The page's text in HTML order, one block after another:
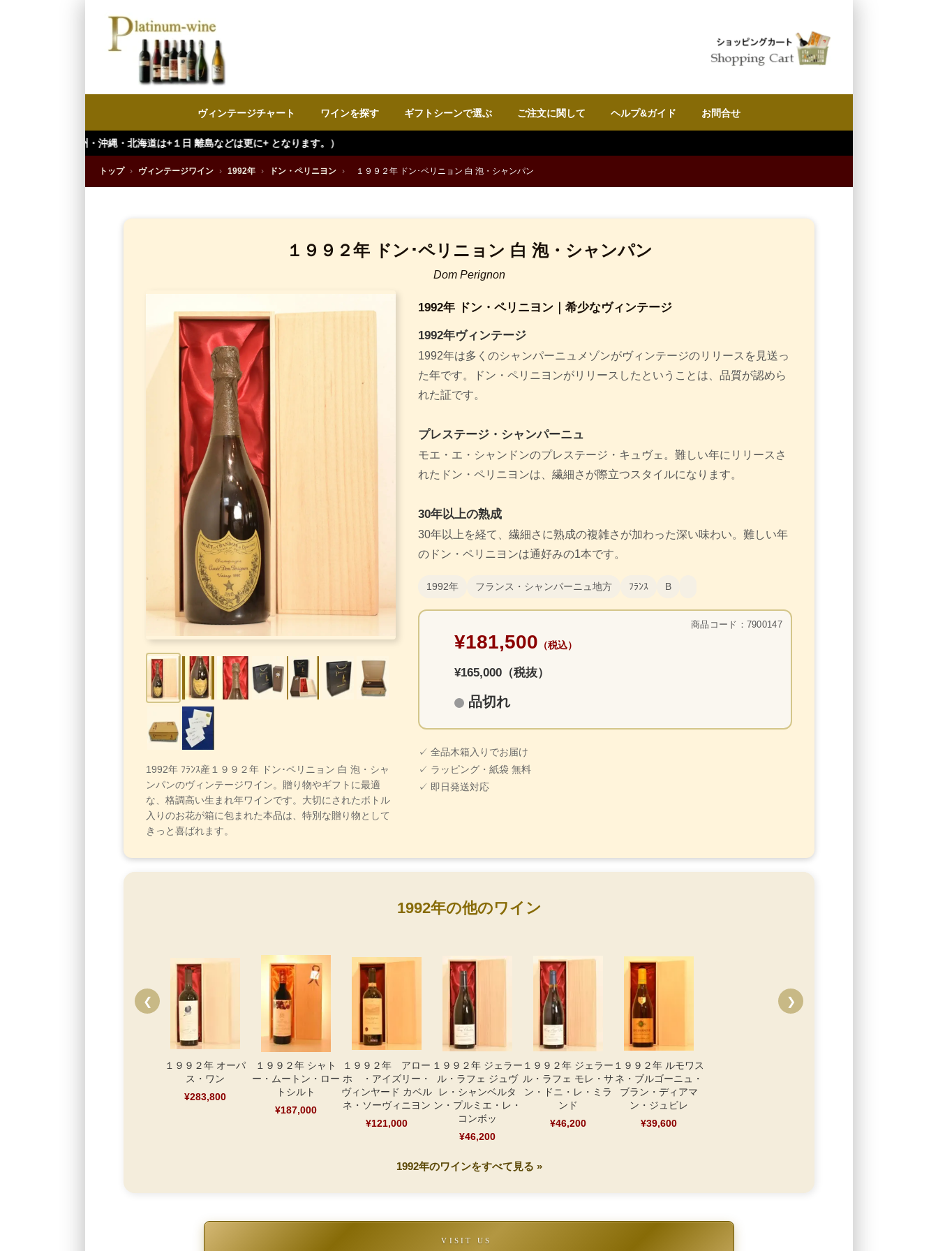
ヴィンテージチャート ワインを探す ギフトシーンで選ぶ ご注文に関して ヘルプ&ガイド お問合せ
北海道は+１日 離島などは更に+ となります。）
トップ › ヴィンテージワイン › 1992年 › ドン・ペリニヨン › １９９２年 ドン･ペリニョン 白 泡・シャンパン
１９９２年 ドン･ペリニョン 白 泡・シャンパン
Dom Perignon
1992年 ﾌﾗﾝｽ産１９９２年 ドン･ペリニョン 白 泡・シャ
ンパンのヴィンテージワイン。贈り物やギフトに最適
な、格調高い生まれ年ワインです。大切にされたボトル
入りのお花が箱に包まれた本品は、特別な贈り物として
きっと喜ばれます。
1992年 ドン・ペリニヨン｜希少なヴィンテージ
1992年ヴィンテージ
1992年は多くのシャンパーニュメゾンがヴィンテージのリリースを見送っ
た年です。ドン・ペリニヨンがリリースしたということは、品質が認めら
れた証です。
プレステージ・シャンパーニュ
モエ・エ・シャンドンのプレステージ・キュヴェ。難しい年にリリースさ
れたドン・ペリニヨンは、繊細さが際立つスタイルになります。
30年以上の熟成
30年以上を経て、繊細さに熟成の複雑さが加わった深い味わい。難しい年
のドン・ペリニヨンは通好みの1本です。
1992年 フランス・シャンパーニュ地方 ﾌﾗﾝｽ B
商品コード：7900147
¥181,500 （税込）
¥165,000（税抜）
品切れ
✓ 全品木箱入りでお届け
✓ ラッピング・紙袋 無料
✓ 即日発送対応
1992年の他のワイン
❮
１９９２年 オーパ
ス・ワン
¥283,800
１９９２年 シャト
ー・ムートン・ロー
トシルト
¥187,000
１９９２年 アロー
ホ ・アイズリー・
ヴィンヤード カベル
ネ・ソーヴィニヨン
¥121,000
１９９２年 ジェラー
ル・ラフェ ジュヴ
レ・シャンベルタ
ン・プルミエ・レ・
コンボッ
¥46,200
１９９２年 ジェラー
ル・ラフェ モレ・サ
ン・ドニ・レ・ミラ
ンド
¥46,200
１９９２年 ルモワス
ネ・ブルゴーニュ・
ブラン・ディアマ
ン・ジュビレ
¥39,600
❯
1992年のワインをすべて見る »
VISIT US